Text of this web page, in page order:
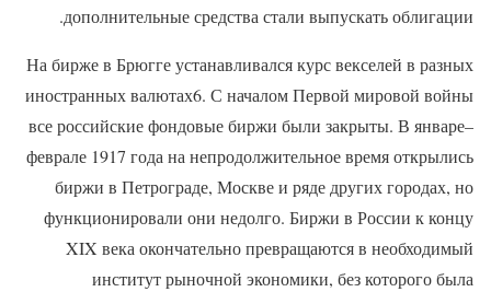
дополнительные средства стали выпускать облигации.
На бирже в Брюгге устанавливался курс векселей в разных
иностранных валютах6. С началом Первой мировой войны
все российские фондовые биржи были закрыты. В январе–
феврале 1917 года на непродолжительное время открылись
биржи в Петрограде, Москве и ряде других городах, но
функционировали они недолго. Биржи в России к концу
XIX века окончательно превращаются в необходимый
институт рыночной экономики, без которого была